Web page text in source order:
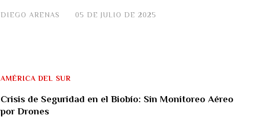
DIEGO ARENAS 05 DE JULIO DE 2025
Crisis de Seguridad en el Biobío: Sin Monitoreo Aéreo
por Drones
AMÉRICA DEL SUR